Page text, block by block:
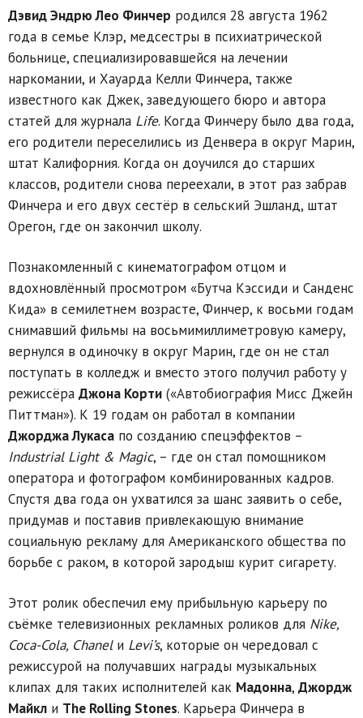
Дэвид Эндрю Лео Финчер родился 28 августа 1962
года в семье Клэр, медсестры в психиатрической
больнице, специализировавшейся на лечении
наркомании, и Хауарда Келли Финчера, также
известного как Джек, заведующего бюро и автора
статей для журнала Life. Когда Финчеру было два года,
его родители переселились из Денвера в округ Марин,
штат Калифорния. Когда он доучился до старших
классов, родители снова переехали, в этот раз забрав
Финчера и его двух сестёр в сельский Эшланд, штат
Орегон, где он закончил школу.
Познакомленный с кинематографом отцом и
вдохновлённый просмотром «Бутча Кэссиди и Санденс
Кида» в семилетнем возрасте, Финчер, к восьми годам
снимавший фильмы на восьмимиллиметровую камеру,
вернулся в одиночку в округ Марин, где он не стал
поступать в колледж и вместо этого получил работу у
режиссёра Джона Корти («Автобиография Мисс Джейн
Питтман»). К 19 годам он работал в компании
Джорджа Лукаса по созданию спецэффектов –
Industrial Light & Magic, – где он стал помощником
оператора и фотографом комбинированных кадров.
Спустя два года он ухватился за шанс заявить о себе,
придумав и поставив привлекающую внимание
социальную рекламу для Американского общества по
борьбе с раком, в которой зародыш курит сигарету.
Этот ролик обеспечил ему прибыльную карьеру по
съёмке телевизионных рекламных роликов для Nike,
Coca-Cola, Chanelи Levi’s, которые он чередовал с
режиссурой на получавших награды музыкальных
клипах для таких исполнителей как Мадонна, Джордж
Майкл и The Rolling Stones. Карьера Финчера в